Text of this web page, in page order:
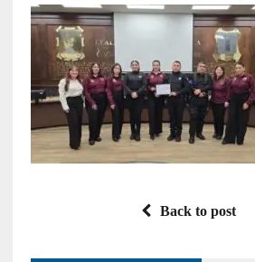
Back to post